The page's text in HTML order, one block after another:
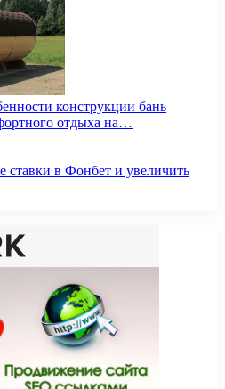
конструкции бань
отдыха на…
ставки в Фонбет и увеличить